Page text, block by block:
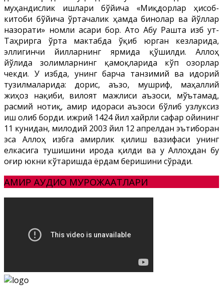
муҳандислик ишлари бўйича «Миқдорлар ҳисоб-
китоби бўйича ўртачалик ҳамда бинолар ва йўллар
назорати» номли асари бор. Ато Абу Рашта Ҳизб ут-
Таҳрирга ўрта мактабда ўқиб юрган кезларида,
эллигинчи йилларнинг ярмида қўшилди. Аллоҳ
йўлида золимларнинг қамоқларида кўп озорлар
чекди. У Ҳизбда, унинг барча танзимий ва идорий
тузилмаларида: дорис, аъзо, мушриф, маҳаллий
жиҳоз нақиби, вилоят мажлиси аъзоси, мўътамад,
расмий нотиқ, амир идораси аъзоси бўлиб узлуксиз
иш олиб борди. Ҳижрий 1424 йил хайрли сафар ойининг
11 кунидан, милодий 2003 йил 12 апрелдан эътиборан
эса Аллоҳ Ҳизбга амирлик қилиш вазифаси унинг
елкасига тушишини ирода қилди ва у Аллоҳдан бу
оғир юкни кўтаришда ёрдам беришини сўради.
АМИР АУДИО МУРОЖААТЛАРИ